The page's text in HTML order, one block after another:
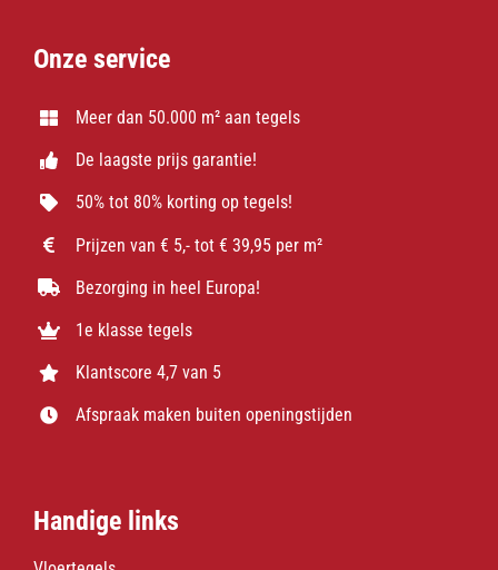
Onze service
Meer dan 50.000 m² aan tegels
De laagste prijs garantie!
50% tot 80% korting op tegels!
Prijzen van € 5,- tot € 39,95 per m²
Bezorging in heel Europa!
1e klasse tegels
Klantscore 4,7 van 5
Afspraak maken buiten openingstijden
Handige links